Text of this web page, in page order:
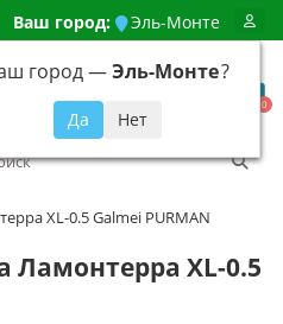
Ваш город: Эль-Монте
город —Эль-Монте?
92-94
0
XL-0.5 Galmei PURMAN
Ламонтерра XL-0.5